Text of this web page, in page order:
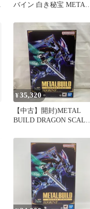
バイン 白き秘宝 METAL
¥35,320
【中古】開封)METAL
BUILD DRAGON SCALE